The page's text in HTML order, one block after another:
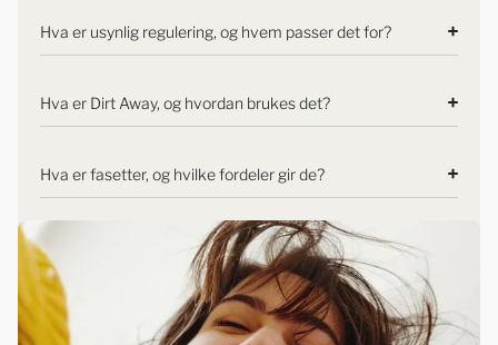
Hva er usynlig regulering, og hvem passer det for?
Hva er Dirt Away, og hvordan brukes det?
Hva er fasetter, og hvilke fordeler gir de?